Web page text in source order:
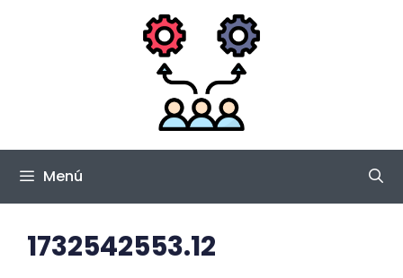
Menú
1732542553.12